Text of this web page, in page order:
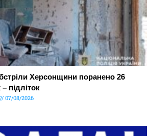
Херсонщини поранено 26
підліток
07/08/2026